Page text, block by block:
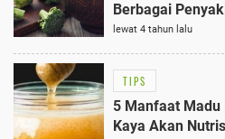
Berbagai
lewat 4 tahun lalu
TIPS
5 Manfaat Madu
Kaya Akan